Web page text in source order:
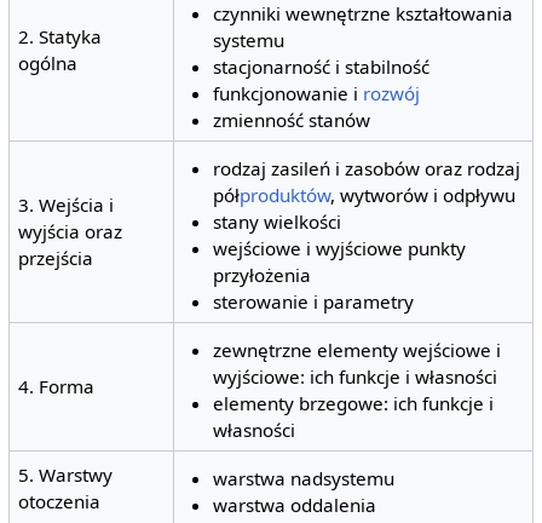
2. Statyka
ogólna
czynniki wewnętrzne kształtowania
systemu
stacjonarność i stabilność
funkcjonowanie i rozwój
zmienność stanów
3. Wejścia i
wyjścia oraz
przejścia
rodzaj zasileń i zasobów oraz rodzaj
półproduktów, wytworów i odpływu
stany wielkości
wejściowe i wyjściowe punkty
przyłożenia
sterowanie i parametry
4. Forma
zewnętrzne elementy wejściowe i
wyjściowe: ich funkcje i własności
elementy brzegowe: ich funkcje i
własności
5. Warstwy
otoczenia
warstwa nadsystemu
warstwa oddalenia